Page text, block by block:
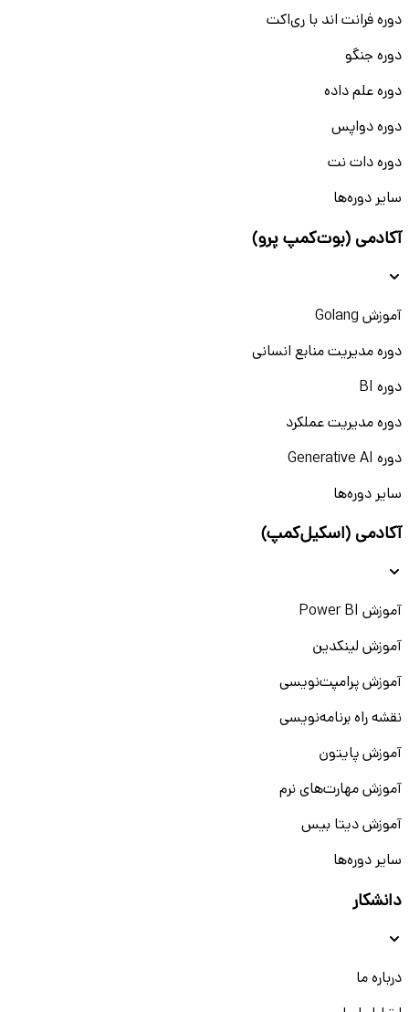
دوره فرانت اند با ری‌اکت
دوره جنگو
دوره علم داده
دوره دواپس
دوره دات نت
سایر دوره‌ها
آکادمی (بوت‌کمپ پرو)
آموزش Golang
دوره مدیریت منابع انسانی
دوره BI
دوره مدیریت عملکرد
دوره Generative AI
سایر دوره‌ها
آکادمی (اسکیل‌کمپ)
آموزش Power BI
آموزش لینکدین
آموزش پرامپت‌نویسی
نقشه راه برنامه‌نویسی
آموزش پایتون
آموزش مهارت‌های نرم
آموزش دیتا بیس
سایر دوره‌ها
دانشکار
درباره ما